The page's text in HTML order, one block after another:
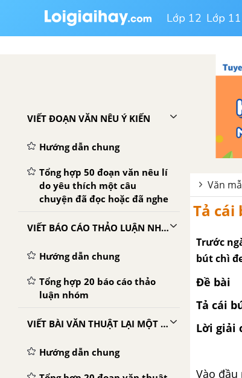
Lớp 12 Lớp 11
VIẾT ĐOẠN VĂN NÊU Ý KIẾN
Hướng dẫn chung
Tổng hợp 50 đoạn văn nêu lí
do yêu thích một câu
chuyện đã đọc hoặc đã nghe
VIẾT BÁO CÁO THẢO LUẬN NHÓM
Hướng dẫn chung
Tổng hợp 20 báo cáo thảo
luận nhóm
VIẾT BÀI VĂN THUẬT LẠI MỘT SỰ VIỆC
Hướng dẫn chung
Văn
Tả cái
Trước
bút chì
Đề bài
Tả cái
Lời giải
Vào